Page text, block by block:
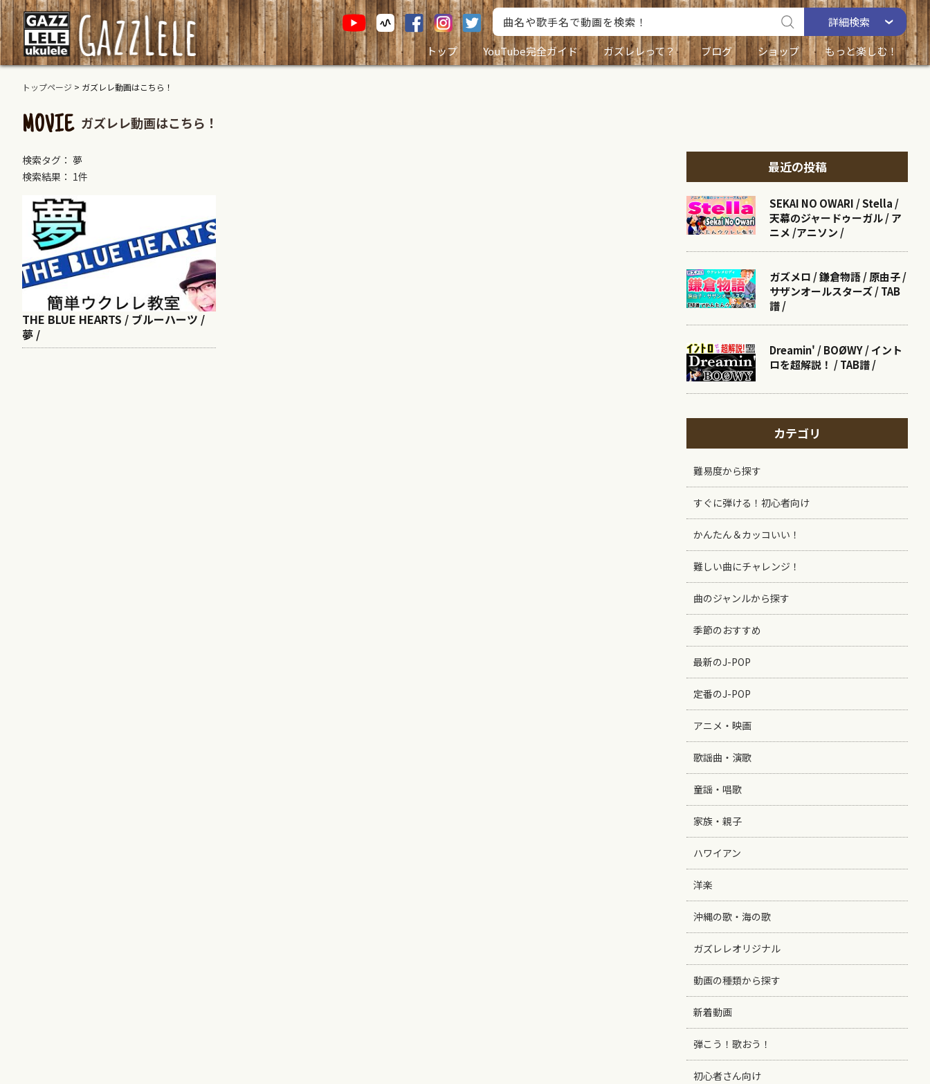
詳細検索
トップ
YouTube完全ガイド ガズレレって？ ブログ ショップ もっと楽しむ！
トップページ > ガズレレ動画はこちら！
MOVIE ガズレレ動画はこちら！
検索タグ： 夢
検索結果： 1件
THE BLUE HEARTS / ブルーハーツ /
夢 /
最近の投稿
SEKAI NO OWARI / Stella /
天幕のジャードゥーガル / ア
ニメ /アニソン /
ガズメロ / 鎌倉物語 / 原由子 /
サザンオールスターズ / TAB
譜 /
Dreamin' / BOØWY / イント
ロを超解説！ / TAB譜 /
カテゴリ
難易度から探す
すぐに弾ける！初心者向け
かんたん＆カッコいい！
難しい曲にチャレンジ！
曲のジャンルから探す
季節のおすすめ
最新のJ-POP
定番のJ-POP
アニメ・映画
歌謡曲・演歌
童謡・唱歌
家族・親子
ハワイアン
洋楽
沖縄の歌・海の歌
ガズレレオリジナル
動画の種類から探す
新着動画
弾こう！歌おう！
初心者さん向け